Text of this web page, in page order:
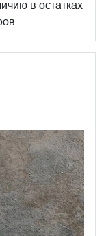
в остатках